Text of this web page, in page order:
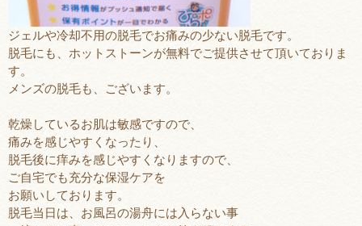
ジェルや冷却不用の脱毛でお痛みの少ない脱毛です。
脱毛にも、ホットストーンが無料でご提供させて頂いておりま
す。
メンズの脱毛も、ございます。
乾燥しているお肌は敏感ですので、
痛みを感じやすくなったり、
脱毛後に痒みを感じやすくなりますので、
ご自宅でも充分な保湿ケアを
お願いしております。
脱毛当日は、お風呂の湯舟には入らない事